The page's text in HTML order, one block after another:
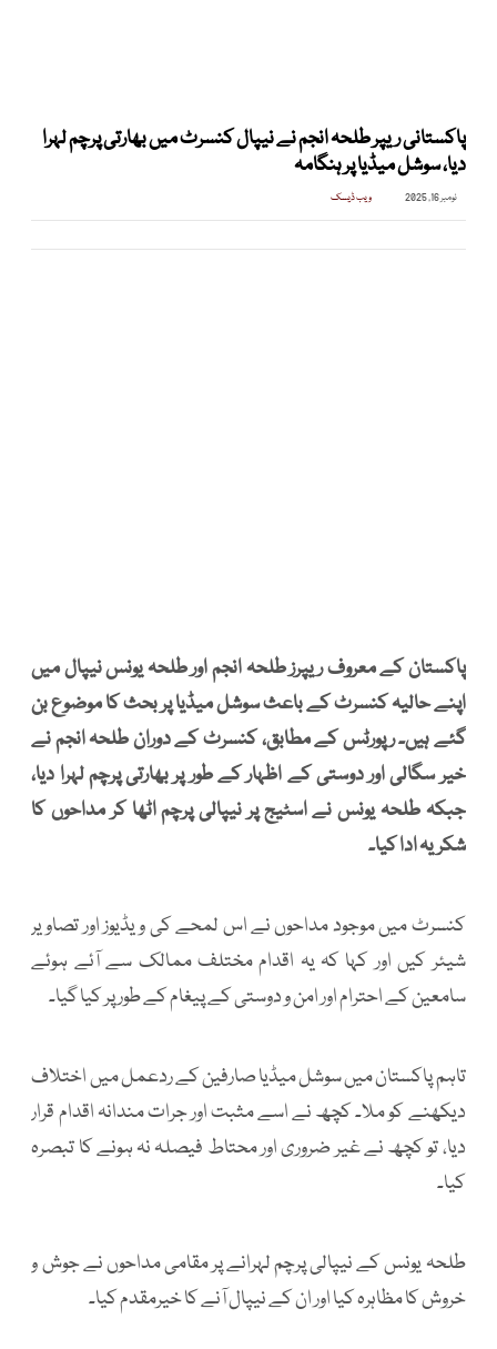
پاکستانی ریپر طلحہ انجم نے نیپال کنسرٹ میں بھارتی پرچم لہرا
دیا، سوشل میڈیا پر ہنگامہ
نومبر 16, 2025 ویب ڈیسک
پاکستان کے معروف ریپرز طلحہ انجم اور طلحہ یونس نیپال میں
اپنے حالیہ کنسرٹ کے باعث سوشل میڈیا پر بحث کا موضوع بن
گئے ہیں۔ رپورٹس کے مطابق، کنسرٹ کے دوران طلحہ انجم نے
خیر سگالی اور دوستی کے اظہار کے طور پر بھارتی پرچم لہرا دیا،
جبکہ طلحہ یونس نے اسٹیج پر نیپالی پرچم اٹھا کر مداحوں کا
شکریہ ادا کیا۔
کنسرٹ میں موجود مداحوں نے اس لمحے کی ویڈیوز اور تصاویر
شیئر کیں اور کہا کہ یہ اقدام مختلف ممالک سے آئے ہوئے
سامعین کے احترام اور امن و دوستی کے پیغام کے طور پر کیا گیا۔
تاہم پاکستان میں سوشل میڈیا صارفین کے ردعمل میں اختلاف
دیکھنے کو ملا۔ کچھ نے اسے مثبت اور جرات مندانہ اقدام قرار
دیا، تو کچھ نے غیر ضروری اور محتاط فیصلہ نہ ہونے کا تبصرہ
کیا۔
طلحہ یونس کے نیپالی پرچم لہرانے پر مقامی مداحوں نے جوش و
خروش کا مظاہرہ کیا اور ان کے نیپال آنے کا خیرمقدم کیا۔